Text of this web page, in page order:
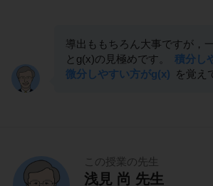
導出ももちろん大事ですが，
とg(x)の見極めです。
積分し
微分しやすい方がg(x) を覚え
この授業の先生
浅見 尚 先生